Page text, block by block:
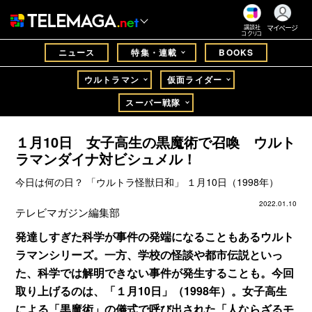
講談社
コクリコ
マイページ
ニュース 特集・連載 BOOKS
ウルトラマン
仮面ライダー
スーパー戦隊
１月10日 女子高生の黒魔術で召喚 ウルト
ラマンダイナ対ビシュメル！
今日は何の日？ 「ウルトラ怪獣日和」 １月10日（1998年）
2022.01.10
テレビマガジン編集部
発達しすぎた科学が事件の発端になることもあるウルト
ラマンシリーズ。一方、学校の怪談や都市伝説といっ
た、科学では解明できない事件が発生することも。今回
取り上げるのは、「１月10日」（1998年）。女子高生